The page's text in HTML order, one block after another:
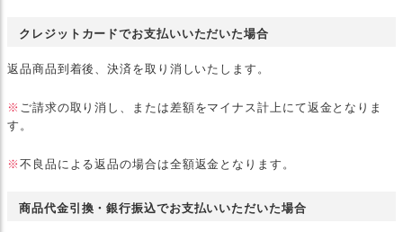
クレジットカードでお支払いいただいた場合
返品商品到着後、決済を取り消しいたします。
※ ご請求の取り消し、または差額をマイナス計上にて返金となりま
す。
※不良品による返品の場合は全額返金となります。
商品代金引換・銀行振込でお支払いいただいた場合